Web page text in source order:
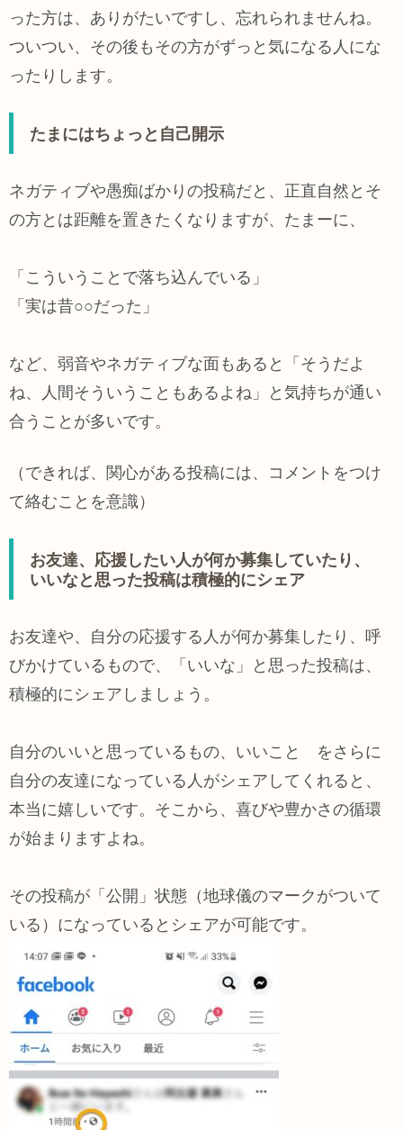
った方は、ありがたいですし、忘れられませんね。
ついつい、その後もその方がずっと気になる人にな
ったりします。
たまにはちょっと自己開示
ネガティブや愚痴ばかりの投稿だと、正直自然とそ
の方とは距離を置きたくなりますが、たまーに、
「こういうことで落ち込んでいる」
「実は昔○○だった」
など、弱音やネガティブな面もあると「そうだよ
ね、人間そういうこともあるよね」と気持ちが通い
合うことが多いです。
（できれば、関心がある投稿には、コメントをつけ
て絡むことを意識）
お友達、応援したい人が何か募集していたり、
いいなと思った投稿は積極的にシェア
お友達や、自分の応援する人が何か募集したり、呼
びかけているもので、「いいな」と思った投稿は、
積極的にシェアしましょう。
自分のいいと思っているもの、いいこと をさらに
自分の友達になっている人がシェアしてくれると、
本当に嬉しいです。そこから、喜びや豊かさの循環
が始まりますよね。
その投稿が「公開」状態（地球儀のマークがついて
いる）になっているとシェアが可能です。